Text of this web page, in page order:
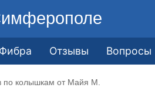
Фибра Отзывы Вопросы
по колышкам от Майя М.